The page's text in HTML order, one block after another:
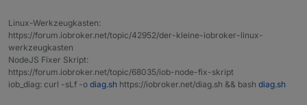
Linux-Werkzeugkasten:
https://forum.iobroker.net/topic/42952/der-kleine-iobroker-linux-
werkzeugkasten
NodeJS Fixer Skript:
https://forum.iobroker.net/topic/68035/iob-node-fix-skript
iob_diag: curl -sLf -o diag.sh https://iobroker.net/diag.sh && bash diag.sh